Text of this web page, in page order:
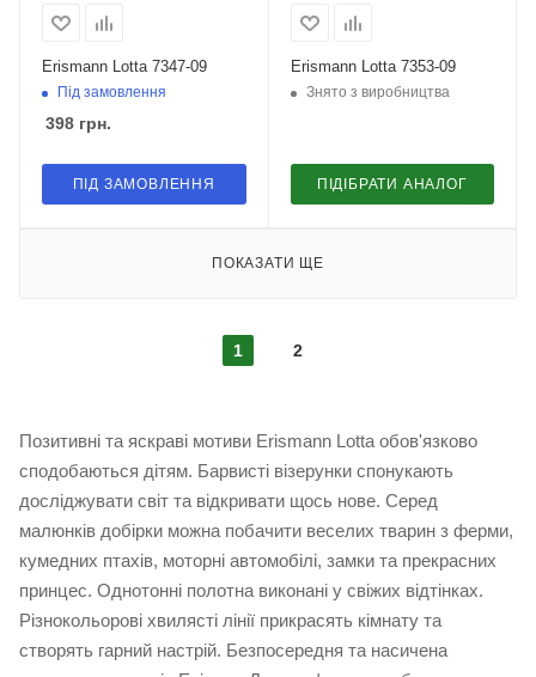
Erismann Lotta 7347-09
Під замовлення
398 грн.
ПІД ЗАМОВЛЕННЯ
Erismann Lotta 7353-09
Знято з виробництва
ПІДІБРАТИ АНАЛОГ
ПОКАЗАТИ ЩЕ
1 2
Позитивні та яскраві мотиви Erismann Lotta обов'язково
сподобаються дітям. Барвисті візерунки спонукають
досліджувати світ та відкривати щось нове. Серед
малюнків добірки можна побачити веселих тварин з ферми,
кумедних птахів, моторні автомобілі, замки та прекрасних
принцес. Однотонні полотна виконані у свіжих відтінках.
Різнокольорові хвилясті лінії прикрасять кімнату та
створять гарний настрій. Безпосередня та насичена